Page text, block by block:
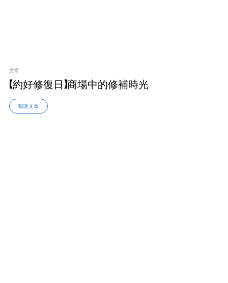
文章
【約好修復日】商場中的修補時光
閱讀文章